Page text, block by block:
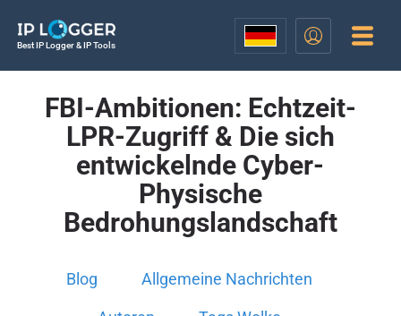
Best IP Logger & IP Tools
FBI-Ambitionen: Echtzeit-
LPR-Zugriff & Die sich
entwickelnde Cyber-
Physische
Bedrohungslandschaft
Blog Allgemeine Nachrichten